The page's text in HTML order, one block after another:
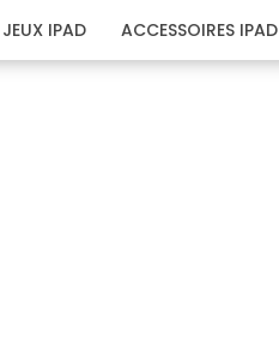
JEUX IPAD ACCESSOIRES IPAD